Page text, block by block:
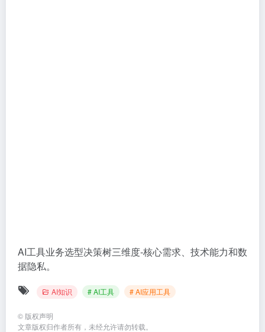
AI工具业务选型决策树三维度-核心需求、技术能力和数
据隐私。
AI知识 # AI工具 # AI应用工具
© 版权声明
文章版权归作者所有，未经允许请勿转载。